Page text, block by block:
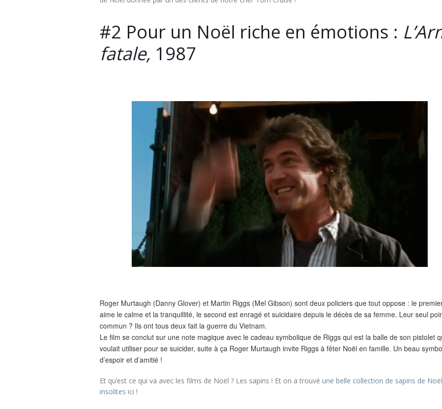
#2 Pour un Noël riche en émotions :
fatale, 1987
Roger Murtaugh (Danny Glover) et Martin Riggs (Mel Gibson) sont deux policiers que tout oppose : le
aime le calme et la tranquillité, le second est enragé et suicidaire depuis le décès de sa femme. Leur seul
commun ? Ils ont tous deux fait la guerre du Vietnam.
Le film se conclut sur une note magique avec le cadeau symbolique de Riggs qui est la balle de son pistolet
voulait utiliser pour se suicider, suite à ça Roger Murtaugh invite Riggs à fêter Noël en famille. Un beau
d’espoir et d’amitié !
Et qu’est ce qui va avec les films de Noël ? Les sapins ! Et on a trouvé une belle collection de sapins de Noël
insolites ici !